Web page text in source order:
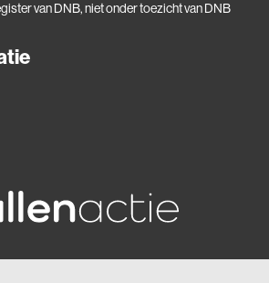
van DNB, niet onder toezicht van DNB